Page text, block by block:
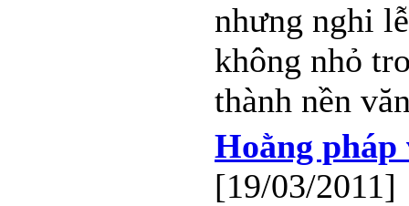
nhưng nghi
không nhỏ
thành nền
Hoằng
[19/03/2011]